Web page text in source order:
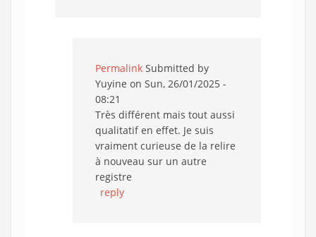
Permalink Submitted by
Yuyine on Sun, 26/01/2025 -
08:21
Très différent mais tout aussi
qualitatif en effet. Je suis
vraiment curieuse de la relire
à nouveau sur un autre
registre
reply